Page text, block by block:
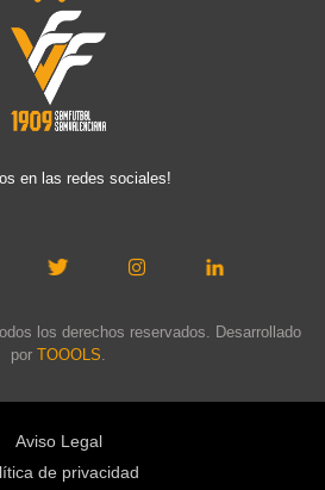
en las redes sociales!
los derechos reservados. Desarrollado
por TOOOLS.
Aviso Legal
de privacidad